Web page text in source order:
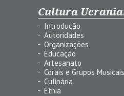
Cultura
Introdução
Autoridades
Organizações
Educação
Artesanato
Corais e Grupos Musicais
Culinária
Etnia